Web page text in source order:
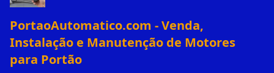
PortaoAutomatico.com - Venda,
Instalação e Manutenção de Motores
para Portão